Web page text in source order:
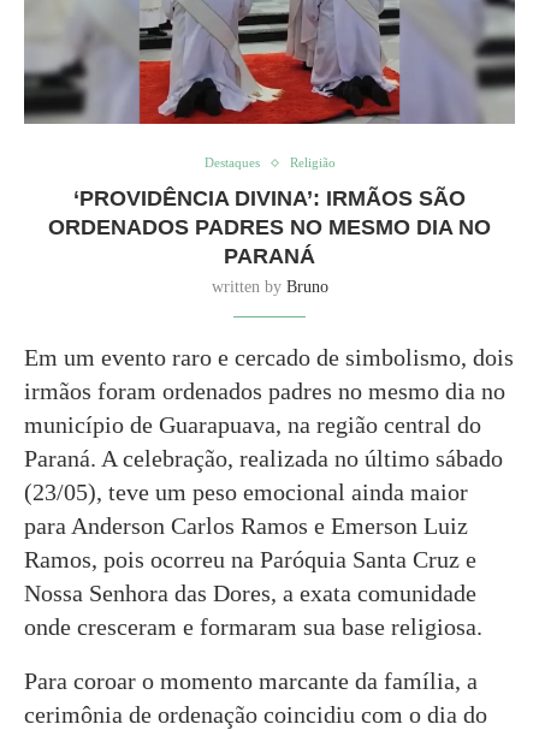
Destaques Religião
‘PROVIDÊNCIA DIVINA’: IRMÃOS SÃO
ORDENADOS PADRES NO MESMO DIA NO
PARANÁ
written by Bruno
Em um evento raro e cercado de simbolismo, dois
irmãos foram ordenados padres no mesmo dia no
município de Guarapuava, na região central do
Paraná. A celebração, realizada no último sábado
(23/05), teve um peso emocional ainda maior
para Anderson Carlos Ramos e Emerson Luiz
Ramos, pois ocorreu na Paróquia Santa Cruz e
Nossa Senhora das Dores, a exata comunidade
onde cresceram e formaram sua base religiosa.
Para coroar o momento marcante da família, a
cerimônia de ordenação coincidiu com o dia do